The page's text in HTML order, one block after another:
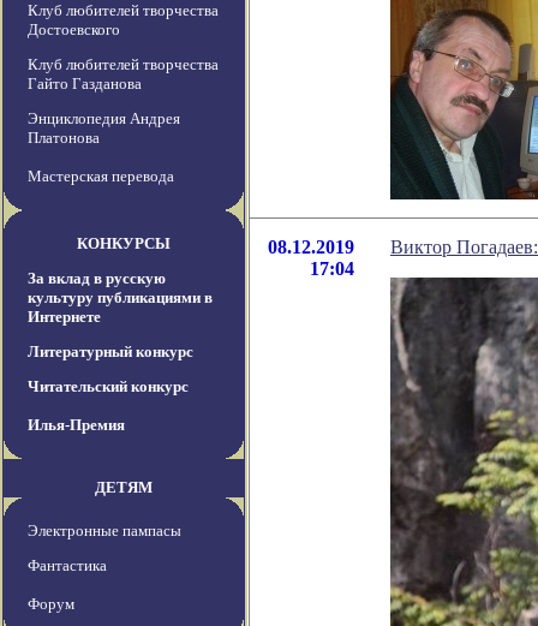
Клуб любителей творчества
Достоевского
Клуб любителей творчества
Гайто Газданова
Энциклопедия Андрея
Платонова
Мастерская перевода
КОНКУРСЫ
За вклад в русскую
культуру публикациями в
Интернете
Литературный конкурс
Читательский конкурс
Илья-Премия
ДЕТЯМ
Электронные пампасы
Фантастика
Форум
08.12.2019
17:04
Виктор